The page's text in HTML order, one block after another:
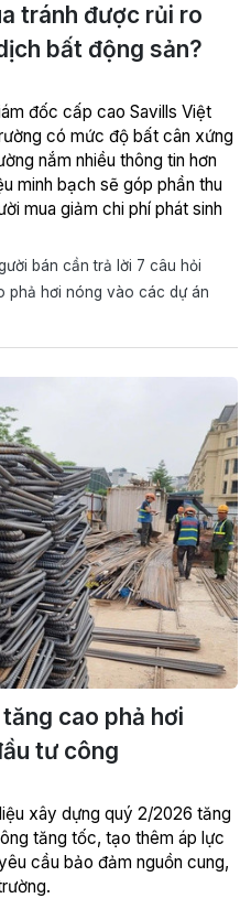
tránh được rủi ro
bất động sản?
đốc cấp cao Savills Việt
có mức độ bất cân xứng
nắm nhiều thông tin hơn
minh bạch sẽ góp phần thu
mua giảm chi phí phát sinh
bán cần trả lời 7 câu hỏi
phả hơi nóng vào các dự án
cao phả hơi
tư công
xây dựng quý 2/2026 tăng
tăng tốc, tạo thêm áp lực
cầu bảo đảm nguồn cung,